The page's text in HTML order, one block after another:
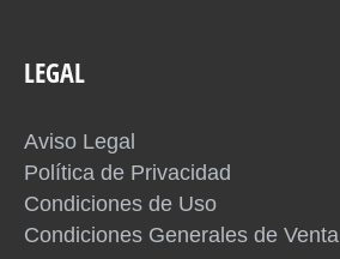
LEGAL
Aviso Legal
Política de Privacidad
Condiciones de Uso
Condiciones Generales de Venta